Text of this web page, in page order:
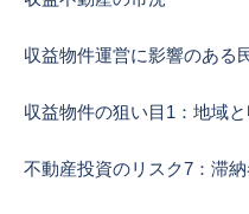
収益物件運営に影響のある
収益物件の狙い目1：地域
不動産投資のリスク7：滞